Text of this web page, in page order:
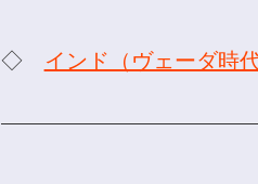
◇ インド（ヴェーダ時